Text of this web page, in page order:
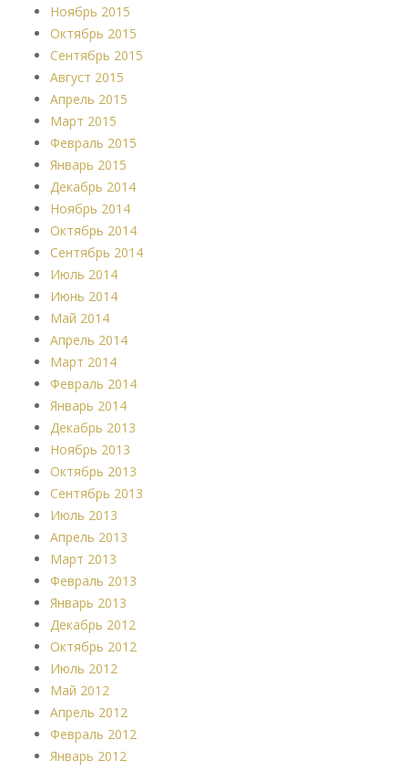
Ноябрь 2015
Октябрь 2015
Сентябрь 2015
Август 2015
Апрель 2015
Март 2015
Февраль 2015
Январь 2015
Декабрь 2014
Ноябрь 2014
Октябрь 2014
Сентябрь 2014
Июль 2014
Июнь 2014
Май 2014
Апрель 2014
Март 2014
Февраль 2014
Январь 2014
Декабрь 2013
Ноябрь 2013
Октябрь 2013
Сентябрь 2013
Июль 2013
Апрель 2013
Март 2013
Февраль 2013
Январь 2013
Декабрь 2012
Октябрь 2012
Июль 2012
Май 2012
Апрель 2012
Февраль 2012
Январь 2012